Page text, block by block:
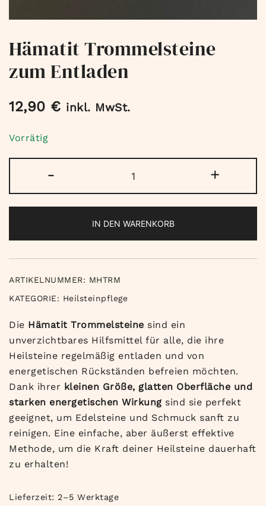
Hämatit Trommelsteine
zum Entladen
12,90 € inkl. MwSt.
Vorrätig
-
Trommelsteine
zum
Menge
+
IN DEN WARENKORB
ARTIKELNUMMER: MHTRM
KATEGORIE: Heilsteinpflege
Die Hämatit Trommelsteine sind ein
unverzichtbares Hilfsmittel für alle, die ihre
Heilsteine regelmäßig entladen und von
energetischen Rückständen befreien möchten.
Dank ihrer kleinen Größe, glatten Oberfläche und
starken energetischen Wirkungsind sie perfekt
geeignet, um Edelsteine und Schmuck sanft zu
reinigen. Eine einfache, aber äußerst effektive
Methode, um die Kraft deiner Heilsteine dauerhaft
zu erhalten!
Lieferzeit: 2–5 Werktage